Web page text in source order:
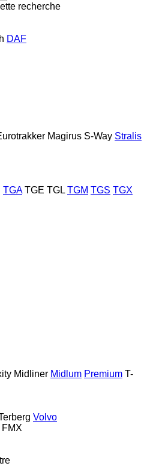
recherche
DAF
Magirus S-Way Stralis
TGA TGE TGL TGM TGS TGX
Midliner Midlum Premium T-
Volvo
FMX